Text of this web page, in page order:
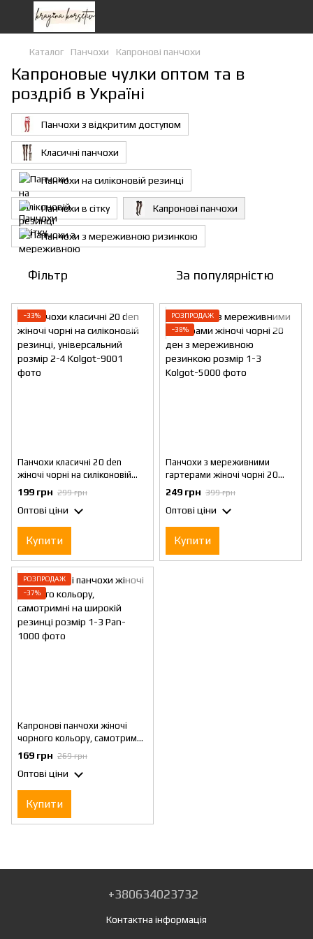
Каталог Панчохи Капронові панчохи
Капроновые чулки оптом та в
роздріб в Україні
Панчохи з відкритим доступом
Класичні панчохи
Панчохи на силіконовій резинці
Панчохи в сітку Капронові панчохи
Панчохи з мереживною ризинкою
Фільтр За популярністю
−33%
Панчохи класичні 20 den
жіночі чорні на силіконовій
резинці, універсальний розмір
199 грн 299 грн
Оптові ціни
Купити
РОЗПРОДАЖ
−38%
Панчохи з мереживними
гартерами жіночі чорні 20
ден з мереживною резинкою
розмір 1-3
249 грн 399 грн
Оптові ціни
Купити
РОЗПРОДАЖ
−37%
Капронові панчохи жіночі
чорного кольору, самотримні
на широкій резинці розмір 1-3
169 грн 269 грн
Оптові ціни
Купити
+380634023732
Контактна інформація